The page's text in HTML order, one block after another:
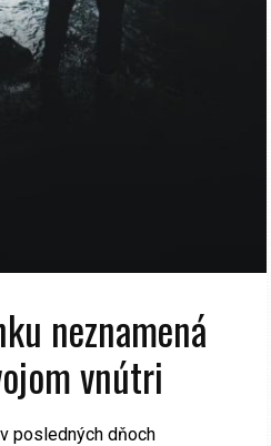
neznamená
vnútri
posledných dňoch